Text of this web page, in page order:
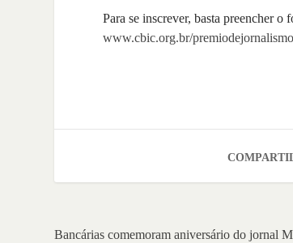
Para se inscrever, basta preencher
www.cbic.org.br/premiodejornalismo
Bancárias comemoram aniversário do jornal